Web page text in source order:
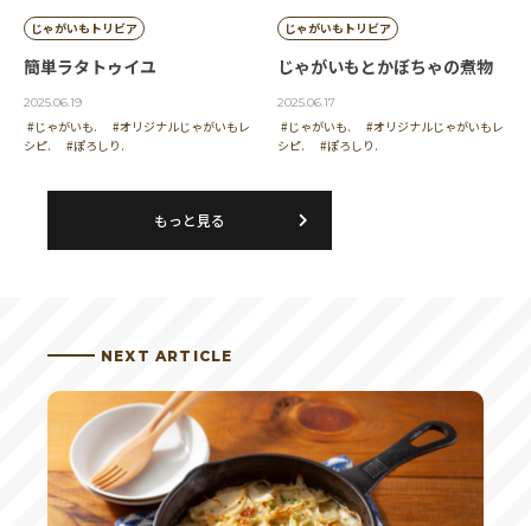
じゃがいもトリビア
簡単ラタトゥイユ
2025.06.19
#じゃがいも.
#オリジナルじゃがいもレ
シピ.
#ぽろしり.
じゃがいもトリビア
じゃがいもとかぼちゃの煮物
2025.06.17
#じゃがいも.
#オリジナルじゃがいもレ
シピ.
#ぽろしり.
もっと見る
NEXT ARTICLE